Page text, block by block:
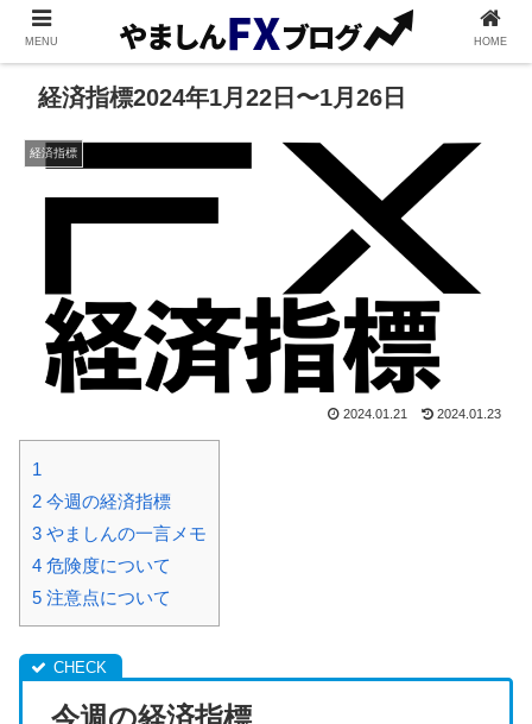
経済指標2024年1月22日〜1月26日
経済指標
2024.01.21 2024.01.23
1
2 今週の経済指標
3 やましんの一言メモ
4 危険度について
5 注意点について
MENU HOME